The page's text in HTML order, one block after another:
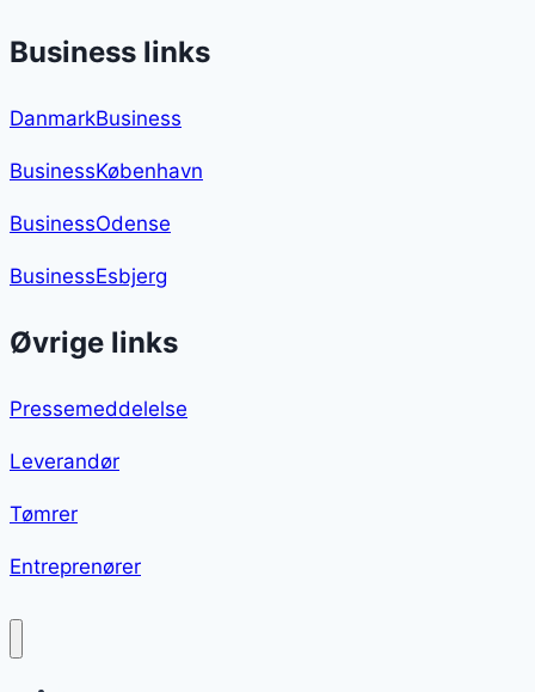
Business links
DanmarkBusiness
BusinessKøbenhavn
BusinessOdense
BusinessEsbjerg
Øvrige links
Pressemeddelelse
Leverandør
Tømrer
Entreprenører